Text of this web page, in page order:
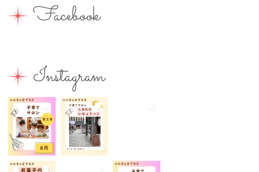
ライターズミーティング
健康 公園 出張写真撮影
助産院 和菓子 商店街
園えらび 地域の子育て
女性活躍 子連れ
子連れイベント 子連れランチ
Facebook
Instagram